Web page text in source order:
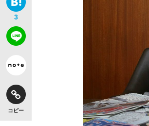
3
コピー